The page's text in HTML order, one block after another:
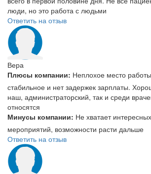
люди, но это работа с людьми
Ответить на отзыв
Вера
Плюсы компании: Неплохое место
стабильное и нет задержек зарплаты.
наш, администраторский, так и среди
относятся
Минусы компании: Не хватает
мероприятий, возможности расти дальше
Ответить на отзыв